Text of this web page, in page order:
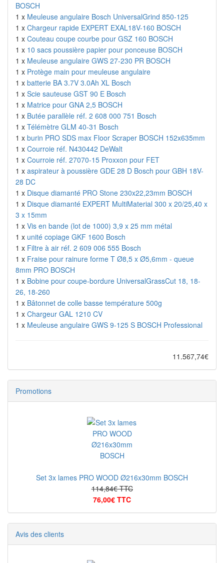
BOSCH
1 x Meuleuse angulaire Bosch UniversalGrind 850-125
1 x Chargeur rapide EXPERT EXAL18V-160 BOSCH
1 x Couteau coupe courbe pour GSZ 160 BOSCH
1 x 10 sacs poussière papier pour ponceuse BOSCH
1 x Meuleuse angulaire GWS 27-230 PR BOSCH
1 x Protège main pour meuleuse angulaire
1 x batterie BA 3.7V 3.0Ah XL Bosch
1 x Scie sauteuse GST 90 E Bosch
1 x Matrice pour GNA 2,5 BOSCH
1 x Butée parallèle réf. 2 608 000 751 Bosch
1 x Télémètre GLM 40-31 Bosch
1 x burin PRO SDS max Floor Scraper BOSCH 152x635mm
1 x Courroie réf. N430442 DeWalt
1 x Courroie réf. 27070-15 Proxxon pour FET
1 x aspirateur à poussière GDE 28 D Bosch pour GBH 18V-
28 DC
1 x Disque diamanté PRO Stone 230x22,23mm BOSCH
1 x Disque diamanté EXPERT MultiMaterial 300 x 20/25,40 x
3 x 15mm
1 x Vis en bande (lot de 1000) 3,9 x 25 mm métal
1 x unité copiage GKF 1600 Bosch
1 x Filtre à air réf. 2 609 006 555 Bosch
1 x Fraise pour rainure forme T Ø8,5 x Ø5,6mm - queue
8mm PRO BOSCH
1 x Bobine pour coupe-bordure UniversalGrassCut 18, 18-
26, 18-260
1 x Bâtonnet de colle basse température 500g
1 x Chargeur GAL 1210 CV
1 x Meuleuse angulaire GWS 9-125 S BOSCH Professional
11.567,74€
Promotions
Set 3x lames PRO WOOD Ø216x30mm BOSCH
114,84€ TTC
76,00€ TTC
Avis des clients